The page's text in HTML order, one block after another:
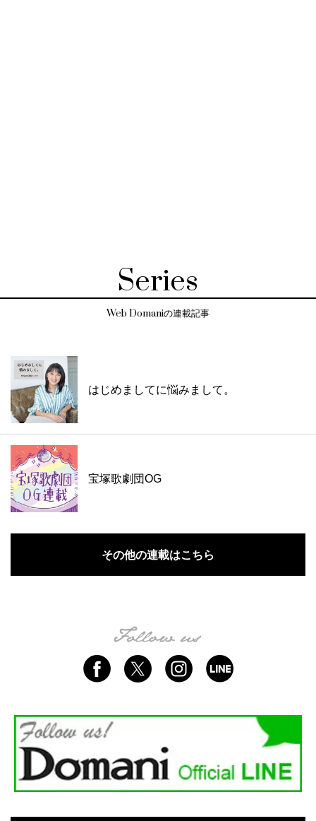
Series
Web Domaniの連載記事
はじめましてに悩みまして。
宝塚歌劇団OG
その他の連載はこちら